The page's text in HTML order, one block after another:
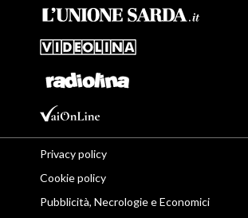
Privacy policy
Cookie policy
Pubblicità, Necrologie e Economici